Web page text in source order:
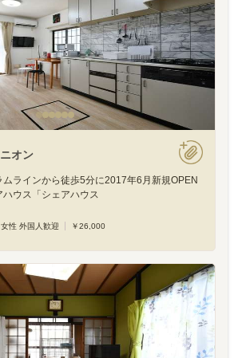
オン
ラインから徒歩5分に2017年6月新規OPEN
ウス「シェアハウス
女性 外国人歓迎 ￥26,000